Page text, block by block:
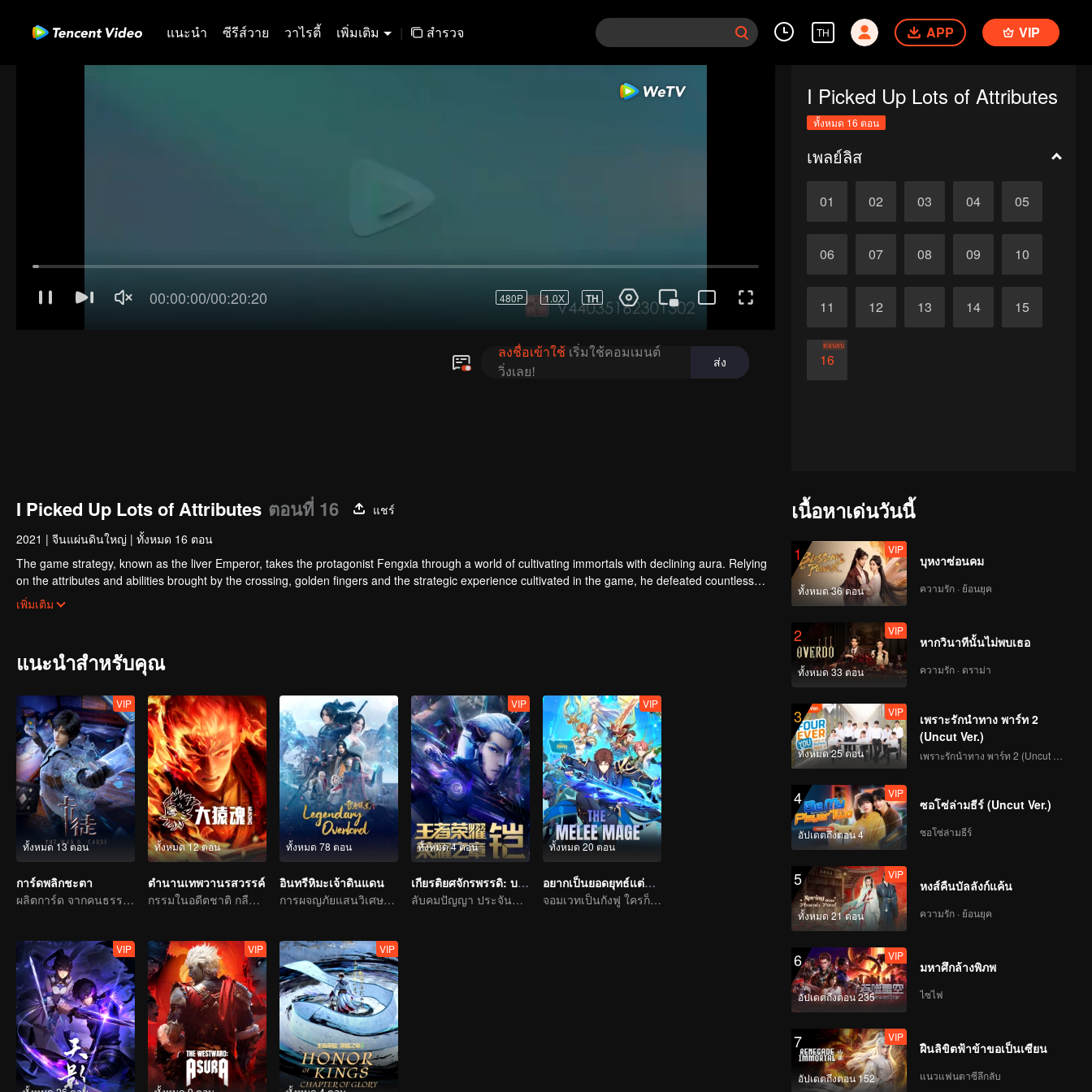
แนะนำ ซีรีส์วาย วาไรตี้ เพิ่มเติม | สำรวจ TH APP VIP
I Picked Up Lots of Attributes
ทั้งหมด 16 ตอน
เพลย์ลิส
01 02 03 04 05
06 07 08 09 10
11 12 13 14 15
16
ตอนจบ
I Picked Up Lots of Attributes ตอนที่ 16
แชร์
2021 | จีนแผ่นดินใหญ่ | ทั้งหมด 16 ตอน
The game strategy, known as the liver Emperor, takes the protagonist Fengxia through a world of cultivating immortals with declining aura. Relying
on the attributes and abilities brought by the crossing, golden fingers and the strategic experience cultivated in the game, he defeated countless
powerful enemies along the way and gained countless skills. He first solved the internal and external troubles of Qianqiu Valley and defeated the
เพิ่มเติม
แนะนำสำหรับคุณ
ทั้งหมด 13 ตอน
VIP
การ์ดพลิกชะตา
ผลิตการ์ด จากคนธรรมดาสู่วีรบุรุษ
ทั้งหมด 12 ตอน
ตำนานเทพวานรสวรรค์
กรรมในอดีตชาติ กลืนสวรรค์ให้แหลกสลาย
ทั้งหมด 78 ตอน
อินทรีหิมะเจ้าดินแดน
การผจญภัยแสนวิเศษและอุปสรรคของเด็กหนุ่มเริ่มต้นขึ้นอีกครั้ง
ทั้งหมด 4 ตอน
VIP
เกียรติยศจักรพรรดิ: บทแห่งเกียรติยศ ภาคสวรรค์ลิขิต
ลับคมปัญญา ประจันชะตา
ทั้งหมด 20 ตอน
VIP
อยากเป็นยอดยุทธ์แต่ดันเป็นจอมเวทแทน
จอมเวทเป็นกังฟู ใครก็ต้านไม่อยู่
VIP VIP VIP
เนื้อหาเด่นวันนี้
1
ทั้งหมด 36 ตอน
VIP
บุหงาซ่อนคม
ความรัก · ย้อนยุค
2
ทั้งหมด 33 ตอน
VIP
หากวินาทีนั้นไม่พบเธอ
ความรัก · ดราม่า
3
ทั้งหมด 25 ตอน
VIP
เพราะรักนำทาง พาร์ท 2
(Uncut Ver.)
4
อัปเดตถึงตอน 4
VIP
ซอโซ่ล่ามธีร์ (Uncut Ver.)
ซอโซ่ล่ามธีร์
5
ทั้งหมด 21 ตอน
VIP
หงส์คืนบัลลังก์แค้น
ความรัก · ย้อนยุค
6
อัปเดตถึงตอน 235
VIP
มหาศึกล้างพิภพ
ไซไฟ
7
อัปเดตถึงตอน 152
VIP
ฝืนลิขิตฟ้าข้าขอเป็นเซียน
แนวแฟนตาซีลึกลับ